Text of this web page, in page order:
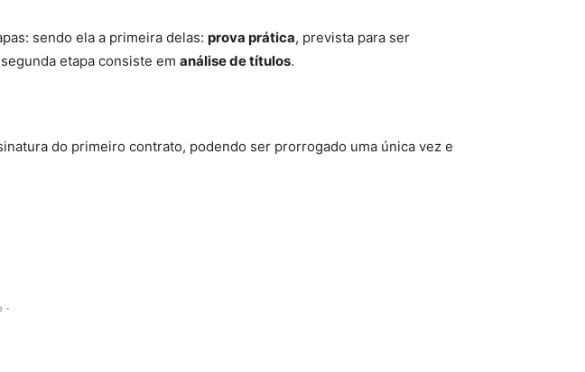
sendo ela a primeira delas: prova prática, prevista para ser
segunda etapa consiste em análise de títulos.
do primeiro contrato, podendo ser prorrogado uma única vez e
-